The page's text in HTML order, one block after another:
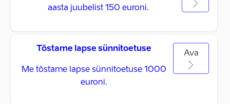
aasta juubelist 150 euroni.
Tõstame lapse sünnitoetuse
Me tõstame lapse sünnitoetuse 1000
euroni.
Ava